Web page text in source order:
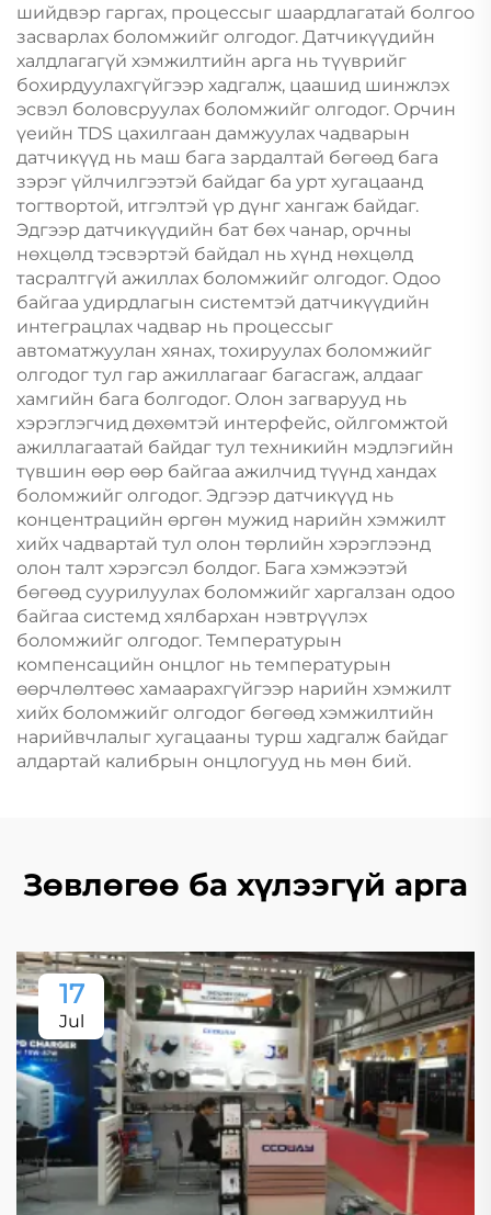
шийдвэр гаргах, процессыг шаардлагатай болгоо
засварлах боломжийг олгодог. Датчикүүдийн
халдлагагүй хэмжилтийн арга нь түүврийг
бохирдуулахгүйгээр хадгалж, цаашид шинжлэх
эсвэл боловсруулах боломжийг олгодог. Орчин
үеийн TDS цахилгаан дамжуулах чадварын
датчикүүд нь маш бага зардалтай бөгөөд бага
зэрэг үйлчилгээтэй байдаг ба урт хугацаанд
тогтвортой, итгэлтэй үр дүнг хангаж байдаг.
Эдгээр датчикүүдийн бат бөх чанар, орчны
нөхцөлд тэсвэртэй байдал нь хүнд нөхцөлд
тасралтгүй ажиллах боломжийг олгодог. Одоо
байгаа удирдлагын системтэй датчикүүдийн
интеграцлах чадвар нь процессыг
автоматжуулан хянах, тохируулах боломжийг
олгодог тул гар ажиллагааг багасгаж, алдааг
хамгийн бага болгодог. Олон загварууд нь
хэрэглэгчид дөхөмтэй интерфейс, ойлгомжтой
ажиллагаатай байдаг тул техникийн мэдлэгийн
түвшин өөр өөр байгаа ажилчид түүнд хандах
боломжийг олгодог. Эдгээр датчикүүд нь
концентрацийн өргөн мужид нарийн хэмжилт
хийх чадвартай тул олон төрлийн хэрэглээнд
олон талт хэрэгсэл болдог. Бага хэмжээтэй
бөгөөд суурилуулах боломжийг харгалзан одоо
байгаа системд хялбархан нэвтрүүлэх
боломжийг олгодог. Температурын
компенсацийн онцлог нь температурын
өөрчлөлтөөс хамаарахгүйгээр нарийн хэмжилт
хийх боломжийг олгодог бөгөөд хэмжилтийн
нарийвчлалыг хугацааны турш хадгалж байдаг
алдартай калибрын онцлогууд нь мөн бий.
Зөвлөгөө ба хүлээгүй арга
17
Jul